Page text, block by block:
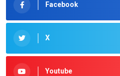
Facebook
X
Youtube